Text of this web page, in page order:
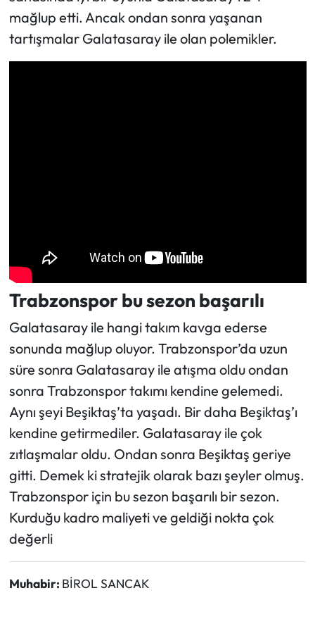
mağlup etti. Ancak ondan sonra yaşanan
tartışmalar Galatasaray ile olan polemikler.
Trabzonspor bu sezon başarılı
Galatasaray ile hangi takım kavga ederse
sonunda mağlup oluyor. Trabzonspor’da uzun
süre sonra Galatasaray ile atışma oldu ondan
sonra Trabzonspor takımı kendine gelemedi.
Aynı şeyi Beşiktaş’ta yaşadı. Bir daha Beşiktaş’ı
kendine getirmediler. Galatasaray ile çok
zıtlaşmalar oldu. Ondan sonra Beşiktaş geriye
gitti. Demek ki stratejik olarak bazı şeyler olmuş.
Trabzonspor için bu sezon başarılı bir sezon.
Kurduğu kadro maliyeti ve geldiği nokta çok
değerli
Muhabir: BİROL SANCAK